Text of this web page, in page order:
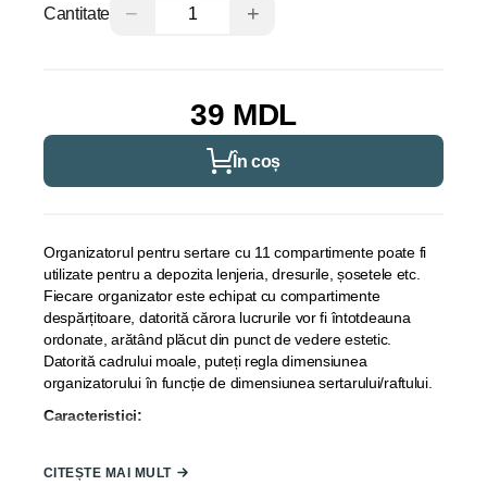
Cantitate − +
39 MDL
În coș
Organizatorul pentru sertare cu 11 compartimente poate fi
utilizate pentru a depozita lenjeria, dresurile, șosetele etc.
Fiecare organizator este echipat cu compartimente
despărțitoare, datorită cărora lucrurile vor fi întotdeauna
ordonate, arătând plăcut din punct de vedere estetic.
Datorită cadrului moale, puteți regla dimensiunea
organizatorului în funcție de dimensiunea sertarului/raftului.
Caracteristici:
Material: Plasă de polipropilenă;
CITEȘTE MAI MULT